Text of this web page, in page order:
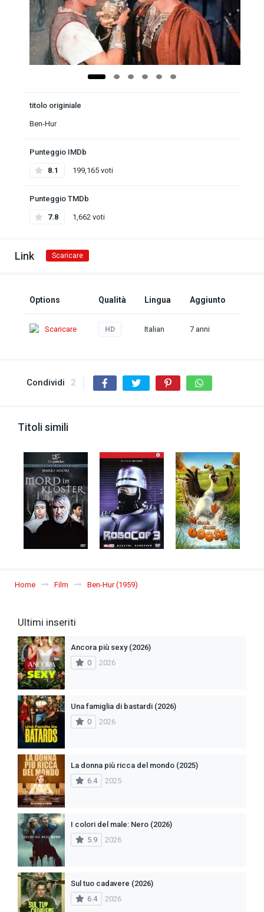
titolo originiale
Ben-Hur
Punteggio IMDb
8.1 199,165 voti
Punteggio TMDb
7.8 1,662 voti
Link Scaricare
Options Qualità Lingua Aggiunto
Scaricare HD Italian 7 anni
Condividi 2
Titoli simili
Home Film Ben-Hur (1959)
Ultimi inseriti
Ancora più sexy (2026)
0
2026
Una famiglia di bastardi (2026)
0
2026
La donna più ricca del mondo (2025)
6.4
2025
I colori del male: Nero (2026)
5.9
2026
Sul tuo cadavere (2026)
6.4
2026